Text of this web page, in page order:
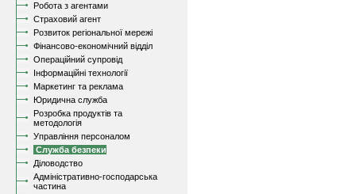
Робота з агентами
Страховий агент
Розвиток регіональної мережі
Фінансово-економічний відділ
Операційний супровід
Інформаційні технології
Маркетинг та реклама
Юридична служба
Розробка продуктів та
методологія
Управління персоналом
Служба безпеки
Діловодство
Адміністративно-господарська
частина